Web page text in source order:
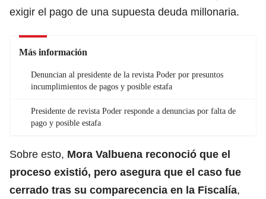
exigir el pago de una supuesta deuda millonaria.
Más información
Denuncian al presidente de la revista Poder por presuntos
incumplimientos de pagos y posible estafa
Presidente de revista Poder responde a denuncias por falta de
pago y posible estafa
Sobre esto, Mora Valbuena reconoció que el
proceso existió, pero asegura que el caso fue
cerrado tras su comparecencia en la Fiscalía,